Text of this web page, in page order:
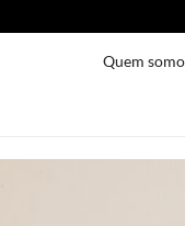
Quem